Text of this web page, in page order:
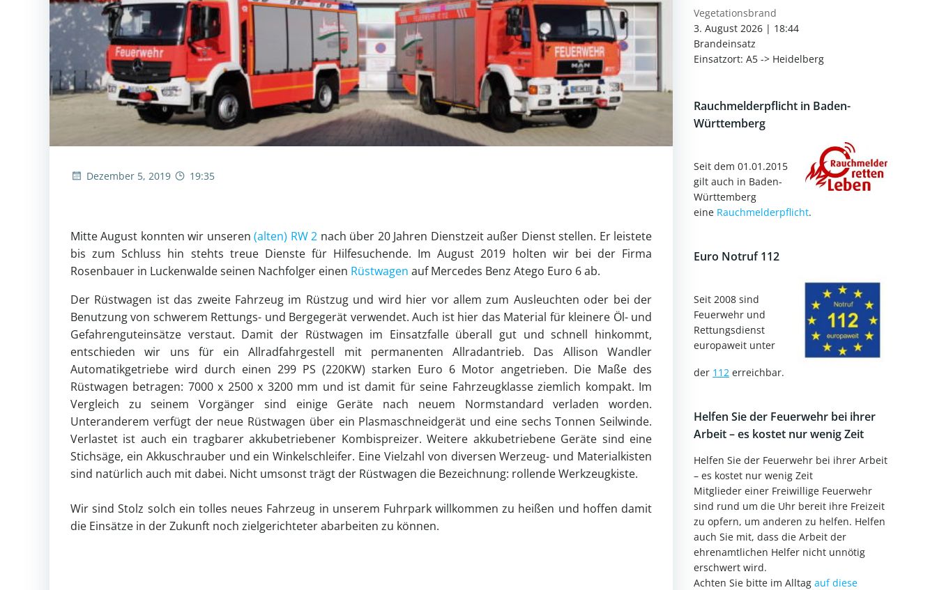
Dezember 5, 2019 19:35
Mitte August konnten wir unseren(alten) RW 2 nach über 20 Jahren Dienstzeit außer Dienst stellen. Er leistete
bis zum Schluss hin stehts treue Dienste für Hilfesuchende. Im August 2019 holten wir bei der Firma
Rosenbauer in Luckenwalde seinen Nachfolger einen Rüstwagen auf Mercedes Benz Atego Euro 6 ab.
Der Rüstwagen ist das zweite Fahrzeug im Rüstzug und wird hier vor allem zum Ausleuchten oder bei der
Benutzung von schwerem Rettungs- und Bergegerät verwendet. Auch ist hier das Material für kleinere Öl- und
Gefahrenguteinsätze verstaut. Damit der Rüstwagen im Einsatzfalle überall gut und schnell hinkommt,
entschieden wir uns für ein Allradfahrgestell mit permanenten Allradantrieb. Das Allison Wandler
Automatikgetriebe wird durch einen 299 PS (220KW) starken Euro 6 Motor angetrieben. Die Maße des
Rüstwagen betragen: 7000 x 2500 x 3200 mm und ist damit für seine Fahrzeugklasse ziemlich kompakt. Im
Vergleich zu seinem Vorgänger sind einige Geräte nach neuem Normstandard verladen worden.
Unteranderem verfügt der neue Rüstwagen über ein Plasmaschneidgerät und eine sechs Tonnen Seilwinde.
Verlastet ist auch ein tragbarer akkubetriebener Kombispreizer. Weitere akkubetriebene Geräte sind eine
Stichsäge, ein Akkuschrauber und ein Winkelschleifer. Eine Vielzahl von diversen Werzeug- und Materialkisten
sind natürlich auch mit dabei. Nicht umsonst trägt der Rüstwagen die Bezeichnung: rollende Werkzeugkiste.
Wir sind Stolz solch ein tolles neues Fahrzeug in unserem Fuhrpark willkommen zu heißen und hoffen damit
die Einsätze in der Zukunft noch zielgerichteter abarbeiten zu können.
Vegetationsbrand
3. August 2026 | 18:44
Brandeinsatz
Einsatzort: A5 -> Heidelberg
Rauchmelderpflicht in Baden-
Württemberg
Seit dem 01.01.2015
gilt auch in Baden-
Württemberg
eine Rauchmelderpflicht.
Euro Notruf 112
Seit 2008 sind
Feuerwehr und
Rettungsdienst
europaweit unter
der 112 erreichbar.
Helfen Sie der Feuerwehr bei ihrer
Arbeit – es kostet nur wenig Zeit
Helfen Sie der Feuerwehr bei ihrer Arbeit
– es kostet nur wenig Zeit
Mitglieder einer Freiwillige Feuerwehr
sind rund um die Uhr bereit ihre Freizeit
zu opfern, um anderen zu helfen. Helfen
auch Sie mit, dass die Arbeit der
ehrenamtlichen Helfer nicht unnötig
erschwert wird.
Achten Sie bitte im Alltag auf diese